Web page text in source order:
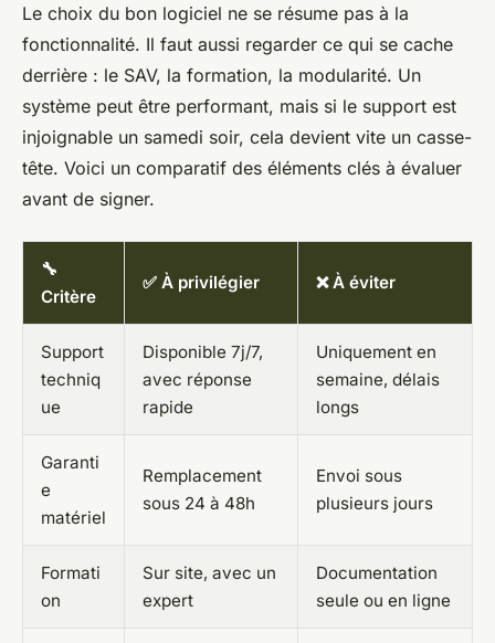
Le choix du bon logiciel ne se résume pas à la
fonctionnalité. Il faut aussi regarder ce qui se cache
derrière : le SAV, la formation, la modularité. Un
système peut être performant, mais si le support est
injoignable un samedi soir, cela devient vite un casse-
tête. Voici un comparatif des éléments clés à évaluer
avant de signer.
🔧
Critère
✅ À privilégier ❌ À éviter
Support
techniq
ue
Disponible 7j/7,
avec réponse
rapide
Uniquement en
semaine, délais
longs
Garanti
e
matériel
Remplacement
sous 24 à 48h
Envoi sous
plusieurs jours
Formati
on
Sur site, avec un
expert
Documentation
seule ou en ligne